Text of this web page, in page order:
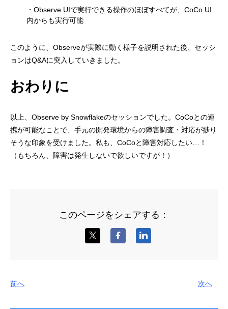
・Observe UIで実行できる操作のほぼすべてが、CoCo UI
内からも実行可能
このように、Observeが実際に動く様子を説明された後、セッシ
ョンはQ&Aに突入していきました。
おわりに
以上、Observe by Snowflakeのセッションでした。CoCoとの連
携が可能なことで、手元の開発環境からの障害調査・対応が捗り
そうな印象を受けました。私も、CoCoと障害対応したい…！
（もちろん、障害は発生しないで欲しいですが！）
このページをシェアする：
前へ 次へ